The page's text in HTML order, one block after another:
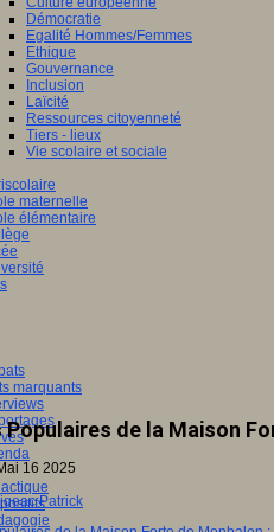
Démocratie
Egalité Hommes/Femmes
Ethique
Gouvernance
Inclusion
Laïcité
Ressources citoyenneté
Tiers - lieux
Vie scolaire et sociale
maternelle
élémentaire
marquants
de la Maison
16 2025
Patrick